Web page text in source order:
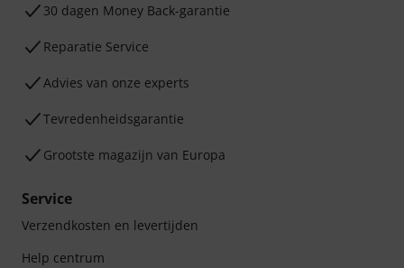
30 dagen Money Back-garantie
Reparatie Service
Advies van onze experts
Tevredenheidsgarantie
Grootste magazijn van Europa
Service
Verzendkosten en levertijden
Help centrum